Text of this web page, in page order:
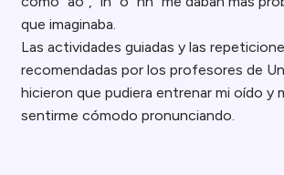
que imaginaba.
Las actividades guiadas y las
recomendadas por los profesores de
hicieron que pudiera entrenar mi oído y
sentirme cómodo pronunciando.